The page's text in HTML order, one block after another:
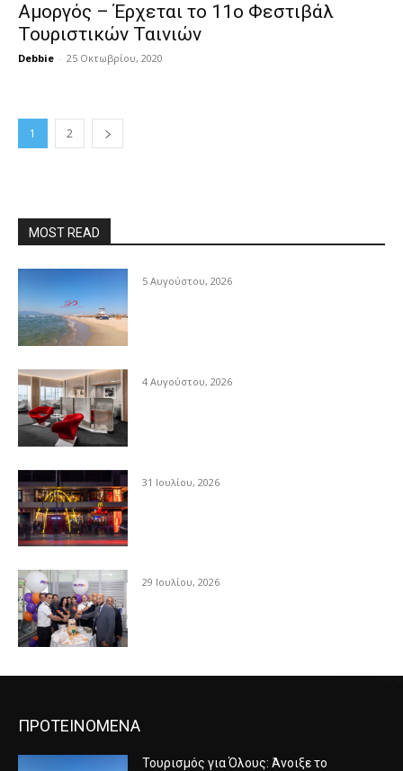
Αμοργός – Έρχεται το 11ο Φεστιβάλ
Τουριστικών Ταινιών
Debbie - 25 Οκτωβρίου, 2020
1 2
MOST READ
5 Αυγούστου, 2026
4 Αυγούστου, 2026
31 Ιουλίου, 2026
29 Ιουλίου, 2026
ΠΡΟΤΕΙΝΟΜΕΝΑ
Τουρισμός για Όλους: Άνοιξε το